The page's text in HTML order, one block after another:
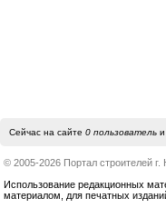
Сейчас на сайте 0 пользовательи
© 2005-2026 Портал строителей
Использование редакционных
материалом, для печатных